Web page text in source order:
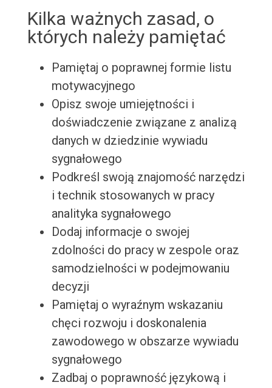
Kilka ważnych zasad, o
których należy pamiętać
Pamiętaj o poprawnej formie listu
motywacyjnego
Opisz swoje umiejętności i
doświadczenie związane z analizą
danych w dziedzinie wywiadu
sygnałowego
Podkreśl swoją znajomość narzędzi
i technik stosowanych w pracy
analityka sygnałowego
Dodaj informacje o swojej
zdolności do pracy w zespole oraz
samodzielności w podejmowaniu
decyzji
Pamiętaj o wyraźnym wskazaniu
chęci rozwoju i doskonalenia
zawodowego w obszarze wywiadu
sygnałowego
Zadbaj o poprawność językową i